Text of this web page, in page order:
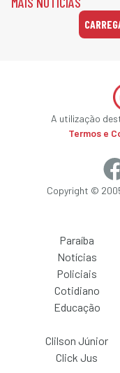
A utilização
Termos e
Copyright ©
Paraíba
Notícias
Policiais
Cotidiano
Educação
Clilson Júnior
Click Jus